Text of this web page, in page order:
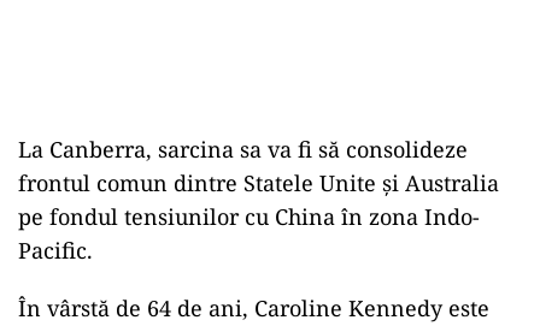
La Canberra, sarcina sa va fi să consolideze
frontul comun dintre Statele Unite şi Australia
pe fondul tensiunilor cu China în zona Indo-
Pacific.
În vârstă de 64 de ani, Caroline Kennedy este